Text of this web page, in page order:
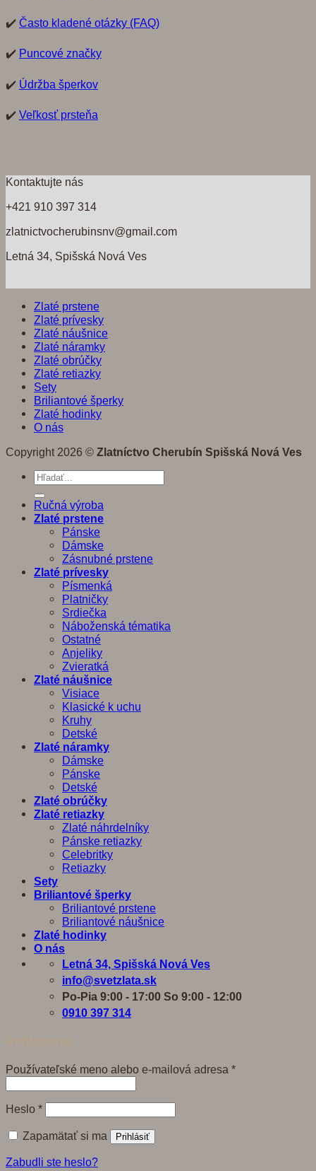
✔️ Často kladené otázky (FAQ)
✔️ Puncové značky
✔️ Údržba šperkov
✔️ Veľkosť prsteňa
Kontaktujte nás
+421 910 397 314
zlatnictvocherubinsnv@gmail.com
Letná 34, Spišská Nová Ves
Zlaté prstene
Zlaté prívesky
Zlaté náušnice
Zlaté náramky
Zlaté obrúčky
Zlaté retiazky
Sety
Briliantové šperky
Zlaté hodinky
O nás
Copyright 2026 © Zlatníctvo Cherubín Spišská Nová Ves
Hľadať:
Ručná výroba
Zlaté prstene
Pánske
Dámske
Zásnubné prstene
Zlaté prívesky
Písmenká
Platničky
Srdiečka
Náboženská tématika
Ostatné
Anjeliky
Zvieratká
Zlaté náušnice
Visiace
Klasické k uchu
Kruhy
Detské
Zlaté náramky
Dámske
Pánske
Detské
Zlaté obrúčky
Zlaté retiazky
Zlaté náhrdelníky
Pánske retiazky
Celebritky
Retiazky
Sety
Briliantové šperky
Briliantové prstene
Briliantové náušnice
Zlaté hodinky
O nás
Letná 34, Spišská Nová Ves
info@svetzlata.sk
Po-Pia 9:00 - 17:00 So 9:00 - 12:00
0910 397 314
Prihlásenie
Používateľské meno alebo e-mailová adresa *Povinné
Heslo *Povinné
Zapamätať si ma Prihlásiť
Zabudli ste heslo?